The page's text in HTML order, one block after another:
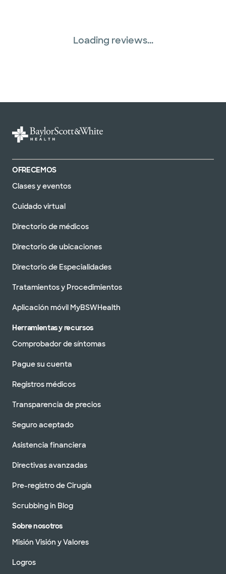
Loading reviews...
OFRECEMOS
Clases y eventos
Cuidado virtual
Directorio de médicos
Directorio de ubicaciones
Directorio de Especialidades
Tratamientos y Procedimientos
Aplicación móvil MyBSWHealth
Herramientas y recursos
Comprobador de síntomas
Pague su cuenta
Registros médicos
Transparencia de precios
Seguro aceptado
Asistencia financiera
Directivas avanzadas
Pre-registro de Cirugía
Scrubbing in Blog
Sobre nosotros
Misión Visión y Valores
Logros